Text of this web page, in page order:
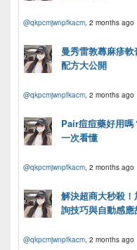
@qkpcmjwnpfkacm , 2 months ago
曼秀雷敦蕁麻疹
配方大公開
@qkpcmjwnpfkacm , 2 months ago
Pair痘痘藥好用嗎
一次看懂
@qkpcmjwnpfkacm , 2 months ago
解決超商大秒殺
詢技巧與自動感
@qkpcmjwnpfkacm , 2 months ago